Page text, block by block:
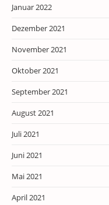
Januar 2022
Dezember 2021
November 2021
Oktober 2021
September 2021
August 2021
Juli 2021
Juni 2021
Mai 2021
April 2021